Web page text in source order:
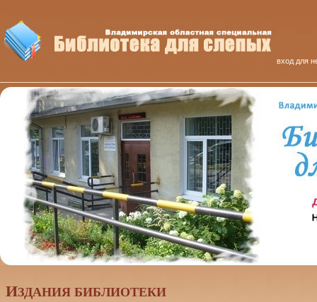
вход для
ИЗДАНИЯ БИБЛИОТЕКИ